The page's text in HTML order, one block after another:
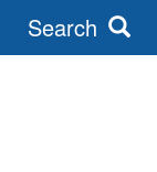
Search